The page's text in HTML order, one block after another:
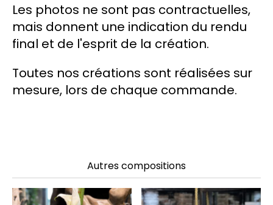
Les photos ne sont pas contractuelles,
mais donnent une indication du rendu
final et de l'esprit de la création.
Toutes nos créations sont réalisées sur
mesure, lors de chaque commande.
Autres compositions